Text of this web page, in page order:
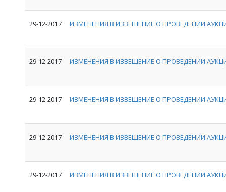
29-12-2017 ИЗМЕНЕНИЯ В ИЗВЕЩЕНИЕ О ПРОВЕДЕНИИ
29-12-2017 ИЗМЕНЕНИЯ В ИЗВЕЩЕНИЕ О ПРОВЕДЕНИИ
29-12-2017 ИЗМЕНЕНИЯ В ИЗВЕЩЕНИЕ О ПРОВЕДЕНИИ
29-12-2017 ИЗМЕНЕНИЯ В ИЗВЕЩЕНИЕ О ПРОВЕДЕНИИ
29-12-2017 ИЗМЕНЕНИЯ В ИЗВЕЩЕНИЕ О ПРОВЕДЕНИИ